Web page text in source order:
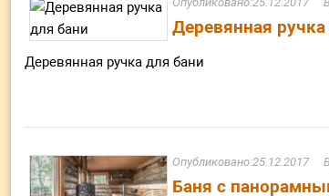
Деревянная
Деревянная ручка для бани
25.12.2017
Баня с